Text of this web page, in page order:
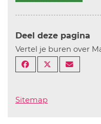
Deel deze pagina
Vertel je buren over
Sitemap